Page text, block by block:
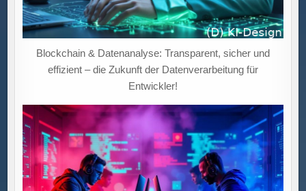
Blockchain & Datenanalyse: Transparent, sicher und
effizient – die Zukunft der Datenverarbeitung für
Entwickler!